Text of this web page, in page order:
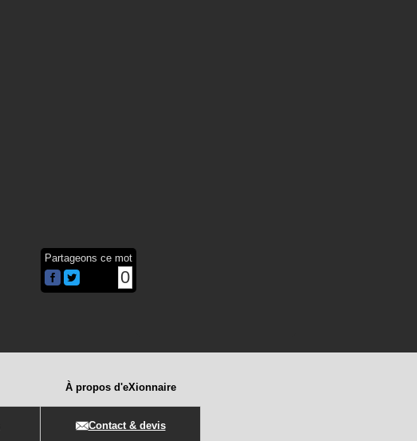
Partageons ce mot
0
À propos d'eXionnaire
Contact & devis